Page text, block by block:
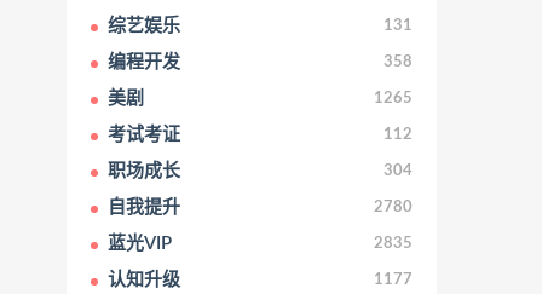
综艺娱乐 131
编程开发 358
美剧 1265
考试考证 112
职场成长 304
自我提升 2780
蓝光VIP 2835
认知升级 1177